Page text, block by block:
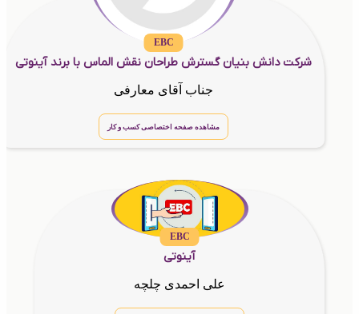
EBC
شرکت دانش بنیان گسترش طراحان نقش الماس با برند آینوتی
جناب آقای معارفی
مشاهده صفحه اختصاصی کسب و کار
EBC
آینوتی
علی احمدی چلچه